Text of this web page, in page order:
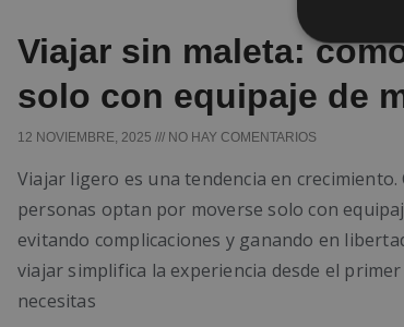
Viajar sin maleta:
solo con equipaje de
12 NOVIEMBRE, 2025 NO HAY COMENTARIOS
Viajar ligero es una tendencia en crecimiento.
personas optan por moverse solo con
evitando complicaciones y ganando en
viajar simplifica la experiencia desde el
necesitas